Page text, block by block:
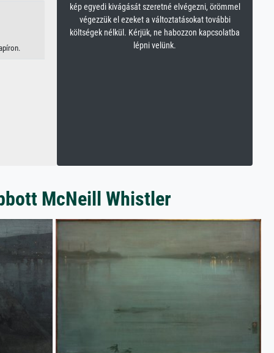
kép egyedi kivágását szeretné elvégezni, örömmel
végezzük el ezeket a változtatásokat további
költségek nélkül. Kérjük, ne habozzon kapcsolatba
lépni velünk.
McNeill Whistler